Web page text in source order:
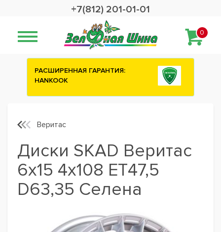
+7(812) 201-01-01
0
ГАРАНТИЯ:
Сashback 2500 рублей
шины ATTAR
Веритас
Диски SKAD Веритас
6x15 4x108 ET47,5
D63,35 Селена